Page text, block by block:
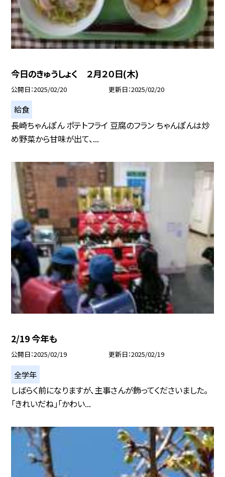
今日のきゅうしょく ２月２０日(木)
公開日 2025/02/20 更新日 2025/02/20
給食
長崎ちゃんぽん ポテトフライ 豆腐のフラン ちゃんぽんは炒
め野菜から甘味が出て、...
2/19 今年も
公開日 2025/02/19 更新日 2025/02/19
全学年
しばらく前になりますが、主事さんが飾ってくださいました。
「きれいだね」「かわい...